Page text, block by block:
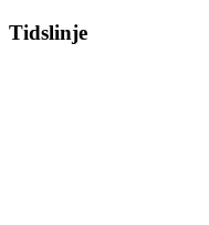
Tidslinje